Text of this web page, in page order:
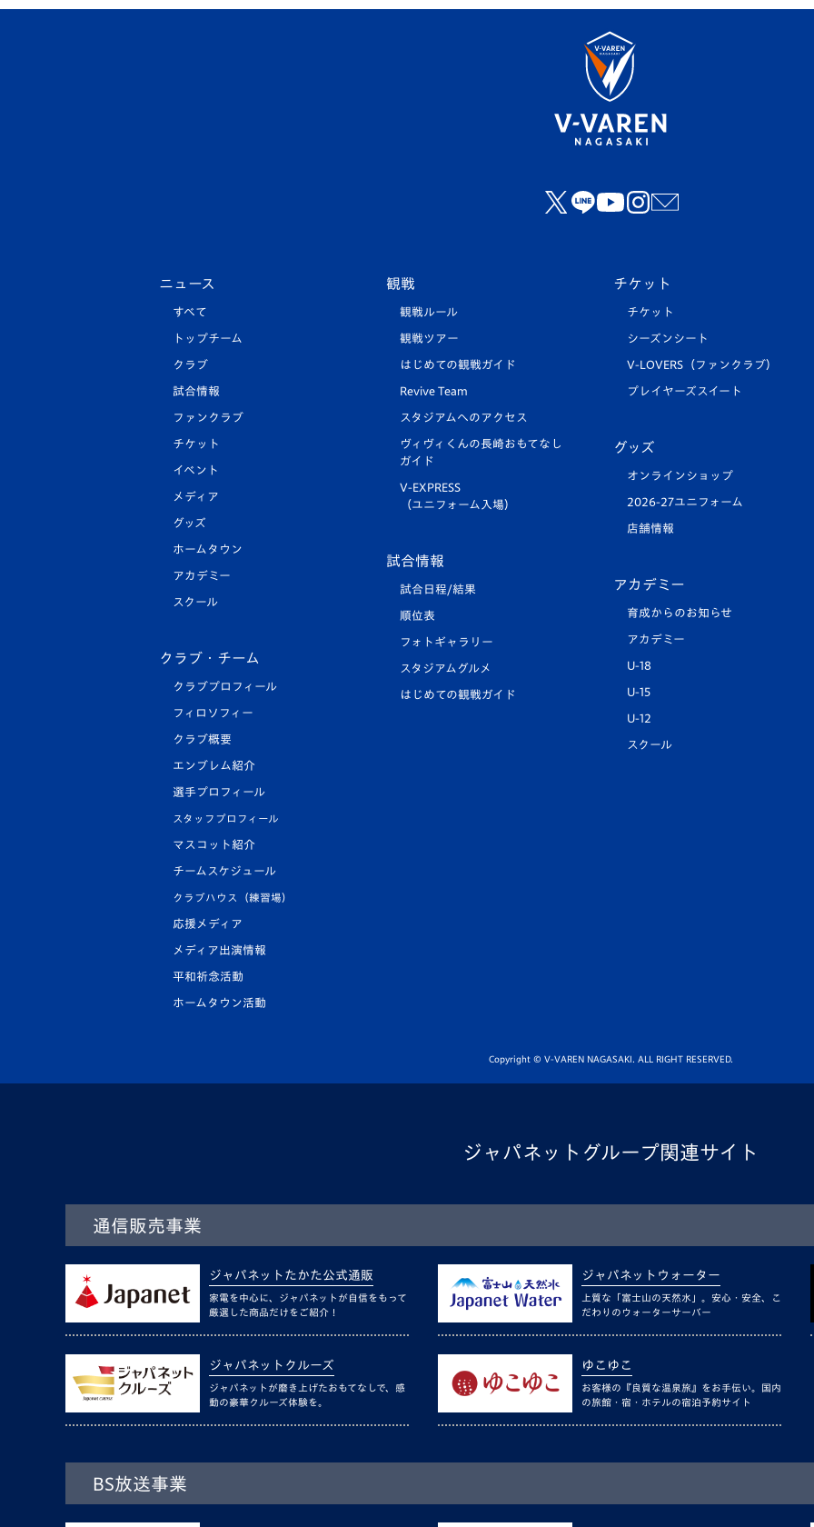
ニュース
すべて
トップチーム
クラブ
試合情報
ファンクラブ
チケット
イベント
メディア
グッズ
ホームタウン
アカデミー
スクール
クラブ・チーム
クラブプロフィール
フィロソフィー
クラブ概要
エンブレム紹介
選手プロフィール
スタッフプロフィール
マスコット紹介
チームスケジュール
クラブハウス（練習場）
応援メディア
メディア出演情報
平和祈念活動
ホームタウン活動
観戦
観戦ルール
観戦ツアー
はじめての観戦ガイド
Revive Team
スタジアムへのアクセス
ヴィヴィくんの長崎おもてなし
ガイド
V-EXPRESS
（ユニフォーム入場）
試合情報
試合日程/結果
順位表
フォトギャラリー
スタジアムグルメ
はじめての観戦ガイド
チケット
チケット
シーズンシート
V-LOVERS（ファンクラブ）
プレイヤーズスイート
グッズ
オンラインショップ
2026-27ユニフォーム
店舗情報
アカデミー
育成からのお知らせ
アカデミー
U-18
U-15
U-12
スクール
Copyright © V-VAREN NAGASAKI. ALL RIGHT RESERVED.
ジャパネットグループ関連サイト
通信販売事業
ジャパネットたかた公式通販
家電を中心に、ジャパネットが自信をもって
厳選した商品だけをご紹介！
ジャパネットウォーター
上質な「富士山の天然水」。安心・安全、こ
だわりのウォーターサーバー
ジャパネットクルーズ
ジャパネットが磨き上げたおもてなしで、感
動の豪華クルーズ体験を。
ゆこゆこ
お客様の『良質な温泉旅』をお手伝い。国内
の旅館・宿・ホテルの宿泊予約サイト
BS放送事業